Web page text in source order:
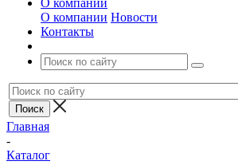
О компании
О компании Новости
Контакты
Главная
-
Каталог